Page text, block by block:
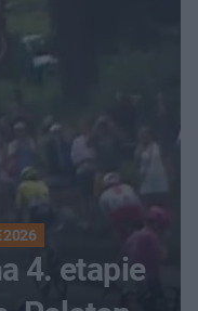
2026
4. etapie